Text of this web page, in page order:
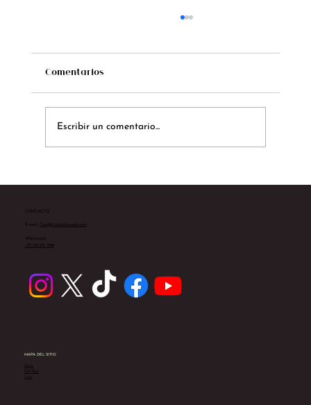
Te presentamos a Sarah Yates
Comentarios
Escribir un comentario...
MAPA DEL SITIO
CM Post
CONTACTO
E-mail: Ceo@cmstudiosweb.com
Whatsapp:
+57 312 231 4196